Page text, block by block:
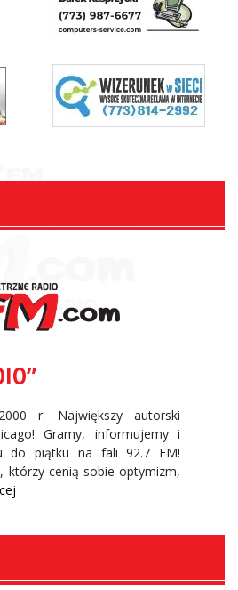
r. Największy autorski
Gramy, informujemy i
do piątku na fali 92.7 FM!
którzy cenią sobie optymizm,